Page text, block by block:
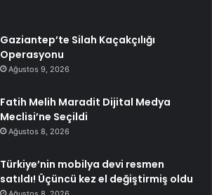
Gaziantep’te Silah Kaçakçılığı
Operasyonu
Ağustos 9, 2026
Fatih Melih Maradit Dijital Medya
Meclisi’ne Seçildi
Ağustos 8, 2026
Türkiye’nin mobilya devi resmen
satıldı! Üçüncü kez el değiştirmiş oldu